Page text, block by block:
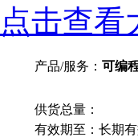
点击查看
产品/服务： 可编
供货总量：
有效期至：长期